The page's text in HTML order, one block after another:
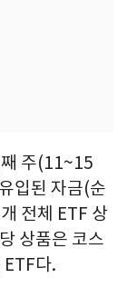
주(11~15
입된 자금(순
전체 ETF 상
상품은 코스
다.